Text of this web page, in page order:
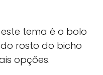
tema é o bolo
rosto do bicho
opções.